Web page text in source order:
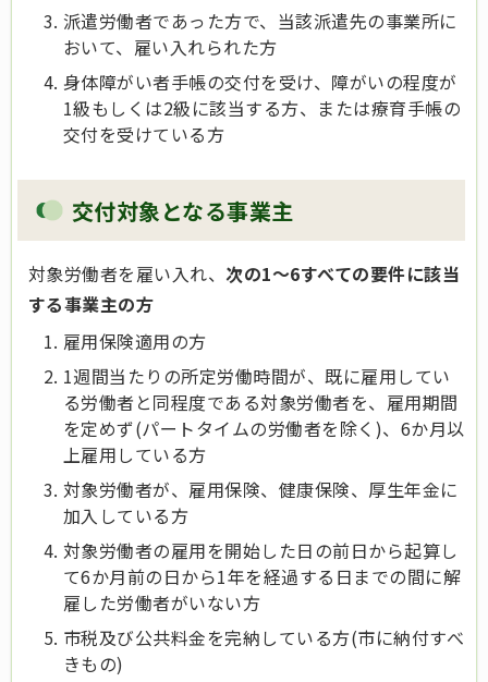
派遣労働者であった方で、当該派遣先の事業所に
おいて、雇い入れられた方
身体障がい者手帳の交付を受け、障がいの程度が
1級もしくは2級に該当する方、または療育手帳の
交付を受けている方
交付対象となる事業主
対象労働者を雇い入れ、 次の1～6すべての要件に該当
する事業主の方
雇用保険適用の方
1週間当たりの所定労働時間が、既に雇用してい
る労働者と同程度である対象労働者を、雇用期間
を定めず(パートタイムの労働者を除く)、6か月以
上雇用している方
対象労働者が、雇用保険、健康保険、厚生年金に
加入している方
対象労働者の雇用を開始した日の前日から起算し
て6か月前の日から1年を経過する日までの間に解
雇した労働者がいない方
市税及び公共料金を完納している方(市に納付すべ
きもの)